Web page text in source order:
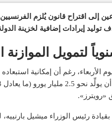
إيرادات إضافية لخزينة
لتمويل الموازنة
رغم أن إمكانية
«رويترز».